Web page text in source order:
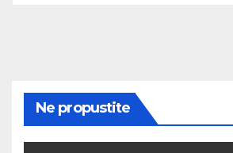
Ne propustite